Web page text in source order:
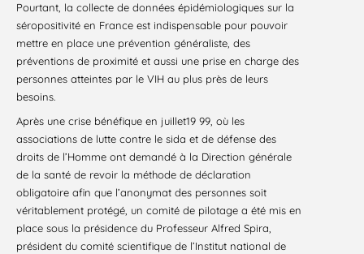
Pourtant, la collecte de données épidémiologiques sur la
séropositivité en France est indispensable pour pouvoir
mettre en place une prévention généraliste, des
préventions de proximité et aussi une prise en charge des
personnes atteintes par le VIH au plus près de leurs
besoins.
Après une crise bénéfique en juillet19 99, où les
associations de lutte contre le sida et de défense des
droits de l’Homme ont demandé à la Direction générale
de la santé de revoir la méthode de déclaration
obligatoire afin que l’anonymat des personnes soit
véritablement protégé, un comité de pilotage a été mis en
place sous la présidence du Professeur Alfred Spira,
président du comité scientifique de l’Institut national de